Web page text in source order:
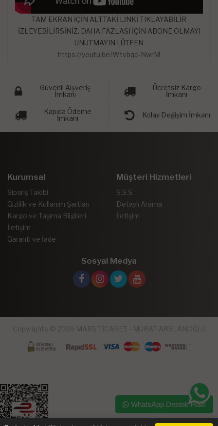
TAM EKRAN İÇİN ALTTAKİ LİNKİ TIKLAYABİLİR
İZLEYEBİLİRSİNİZ. DAHA FAZLASI İÇİN ABONE OLMAYI
UNUTMAYIN LÜTFEN
https://youtu.be/Wtvbqc-NwrM
Güvenli Alşveriş
İmkanı
Ücretsiz Kargo
İmkanı
Kapıda Ödeme
İmkanı
Kolay Değişim İmkanı
Kurumsal
Sipariş Takibi
Gizlilik ve Kullanım Şartları
Kargo ve Taşıma Bilgileri
İletişim
Garanti ve İade
Müşteri Hizmetleri
S.S.S.
Detaylı Arama
İletişim
Sosyal Medya
Copyrights © 2026 MARS TİCARET - MURAT ARSLANOĞLU
WhatsApp Destek Hattı